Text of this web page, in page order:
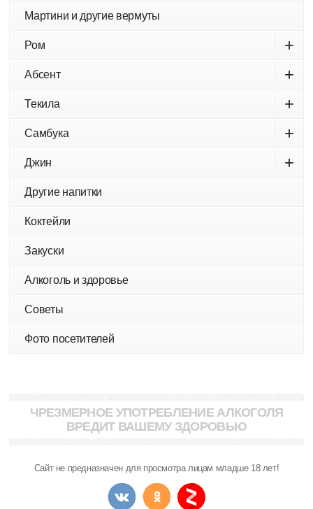
Мартини и другие вермуты
Ром +
Абсент +
Текила +
Самбука +
Джин +
Другие напитки
Коктейли
Закуски
Алкоголь и здоровье
Советы
Фото посетителей
ЧРЕЗМЕРНОЕ УПОТРЕБЛЕНИЕ АЛКОГОЛЯ
ВРЕДИТ ВАШЕМУ ЗДОРОВЬЮ
Сайт не предназначен для просмотра лицам младше 18 лет!